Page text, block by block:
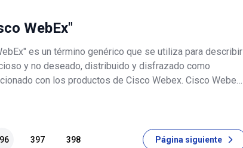
WebEx"
es un término genérico que se utiliza para describir
y no deseado, distribuido y disfrazado como
con los productos de Cisco Webex. Cisco Webex
397 398 Página siguiente